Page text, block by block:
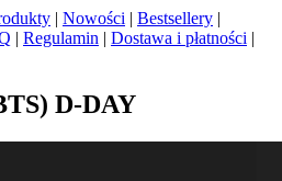
| Nowości | Bestsellery |
| Regulamin | Dostawa i płatności |
D-DAY